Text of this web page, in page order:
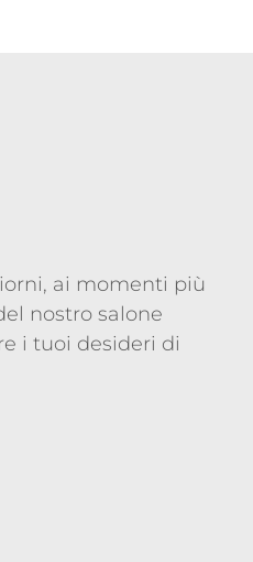
ai momenti più
nostro salone
i tuoi desideri di